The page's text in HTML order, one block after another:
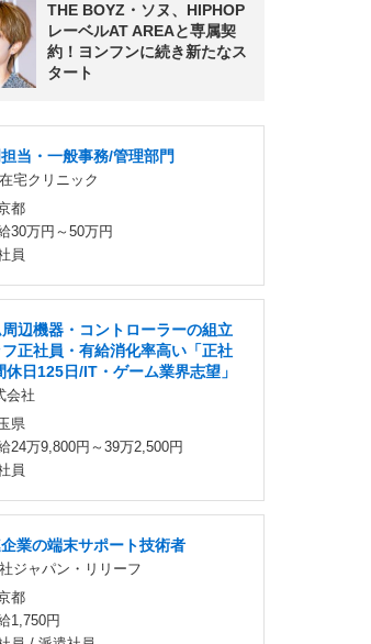
THE BOYZ・ソヌ、HIPHOP
レーベルAT AREAと専属契
約！ヨンフンに続き新たなス
タート
当・一般事務/管理部門
宅クリニック
都
30万円～50万円
員
辺機器・コントローラーの組立
フ正社員・有給消化率高い「正社
休日125日/IT・ゲーム業界志望」
会社
県
24万9,800円～39万2,500円
員
業の端末サポート技術者
ジャパン・リリーフ
都
1,750円